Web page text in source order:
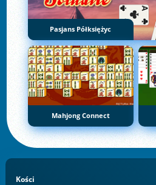
Pasjans Półksiężyc
Mahjong Connect
Kości